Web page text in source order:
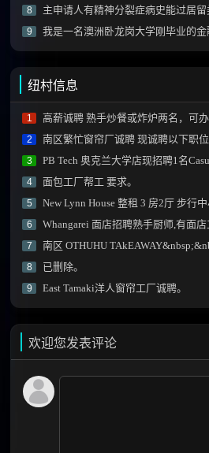
8 主申请人有精神分裂症病史能过居留
9 我是一名澳洲卧龙岗大学刚毕业的金融硕士，想
纽村信息
1 高薪诚聘 熟手炒餐或炸炉两名，可办
2 南区繁忙窗帘厂诚聘 现诚聘以下职位
3 PB Tech 奥克兰大学店现招聘1名
4 面包工厂帮工 要求。
5 New Lynn House 整租 3 房2厅 步行中
6 Whangarei 面店招聘熟手厨师,有面店
7 南区 OTHUHU
8 已删除。
9 East Tamaki洋人窗帘工厂诚聘。
欢迎您发表评论